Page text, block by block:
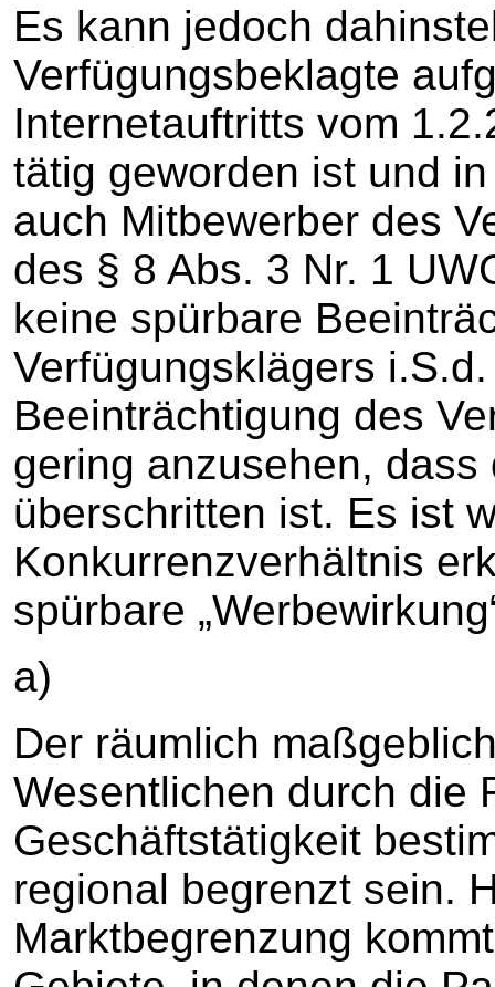
Es kann jedoch
Verfügungsbeklagte
Internetauftritts vom
tätig geworden ist und
auch Mitbewerber des
des § 8 Abs. 3 Nr. 1
keine spürbare
Verfügungsklägers
Beeinträchtigung des
gering anzusehen,
überschritten ist. Es ist
Konkurrenzverhältnis
spürbare
a)
Der räumlich
Wesentlichen durch die
Geschäftstätigkeit
regional begrenzt sein.
Marktbegrenzung